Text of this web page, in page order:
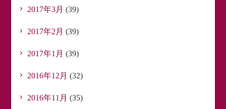
2017年3月 (39)
2017年2月 (39)
2017年1月 (39)
2016年12月 (32)
2016年11月 (35)